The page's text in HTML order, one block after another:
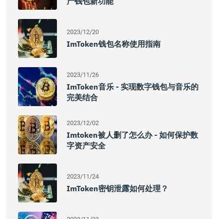
2023/12/20
ImToken钱包名称使用指南
2023/11/26
ImToken音乐 - 实现数字钱包与音乐的
完美结合
2023/12/02
Imtoken被人删了怎么办 - 如何保护数
字资产安全
2023/11/24
ImToken密钥泄露如何处理？